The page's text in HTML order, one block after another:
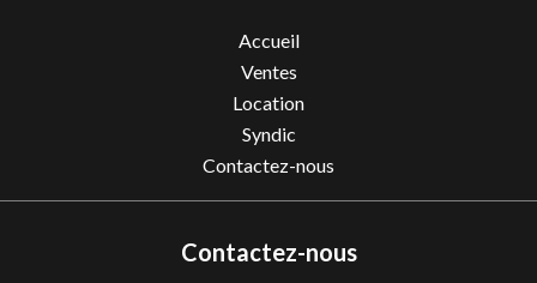
Accueil
Ventes
Location
Syndic
Contactez-nous
Contactez-nous